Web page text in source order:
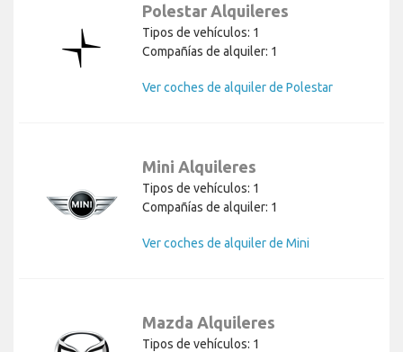
Polestar Alquileres
Tipos de vehículos: 1
Compañías de alquiler: 1
Ver coches de alquiler de Polestar
Mini Alquileres
Tipos de vehículos: 1
Compañías de alquiler: 1
Ver coches de alquiler de Mini
Mazda Alquileres
Tipos de vehículos: 1